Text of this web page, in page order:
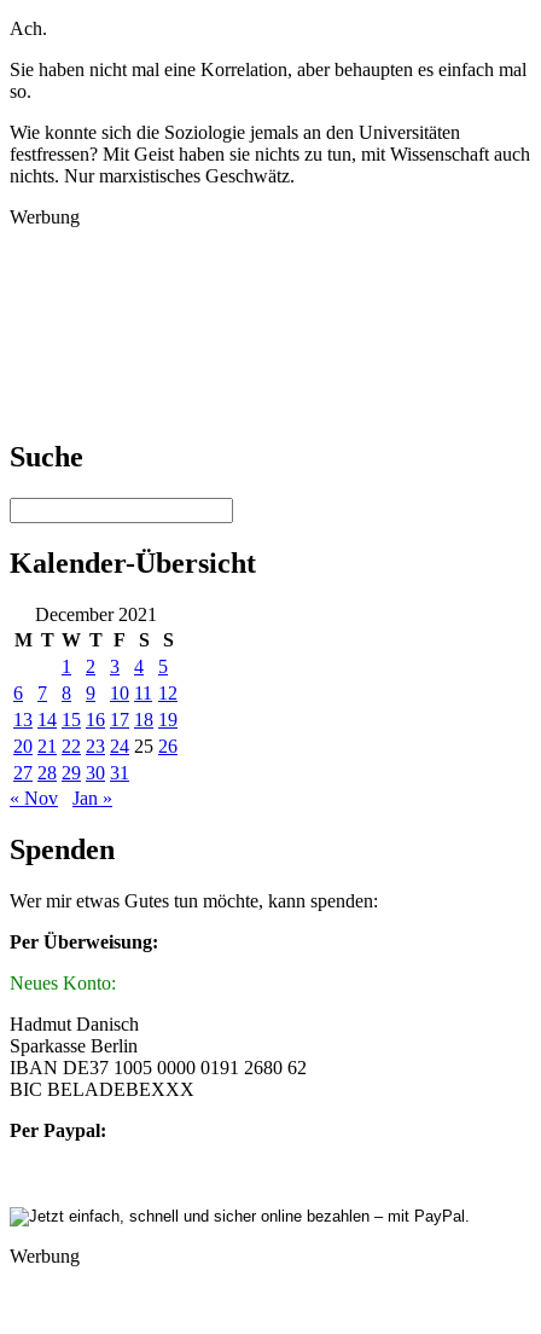
Ach.
Sie haben nicht mal eine Korrelation, aber behaupten es einfach mal
so.
Wie konnte sich die Soziologie jemals an den Universitäten
festfressen? Mit Geist haben sie nichts zu tun, mit Wissenschaft auch
nichts. Nur marxistisches Geschwätz.
Werbung
Suche
Kalender-Übersicht
December 2021
M T W T F S
S
1
2 3 4
5
6
7 8 9 10 11 12
13 14 15 16 17 18 19
20 21 22 23 24 25 26
27 28 29 30 31
« Nov
Jan »
Spenden
Wer mir etwas Gutes tun möchte, kann spenden:
Per Überweisung:
Neues Konto:
Hadmut Danisch
Sparkasse Berlin
IBAN DE37 1005 0000 0191 2680 62
BIC BELADEBEXXX
Per Paypal:
Werbung